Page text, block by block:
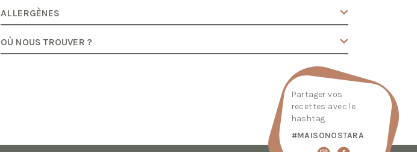
ALLERGÈNES
OÙ NOUS TROUVER ?
Partager vos
recettes avec le
hashtag
#MAISONOSTARA